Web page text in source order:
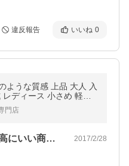
違反報告 いいね 0
ような質感 上品 大人 入
ディース 小さめ 軽量
門店
普段用のバックとして、最高にいい商品です 2017/2/28